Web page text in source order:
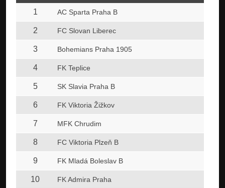
1 AC Sparta Praha B
2 FC Slovan Liberec
3 Bohemians Praha 1905
4 FK Teplice
5 SK Slavia Praha B
6 FK Viktoria Žižkov
7 MFK Chrudim
8 FC Viktoria Plzeň B
9 FK Mladá Boleslav B
10 FK Admira Praha